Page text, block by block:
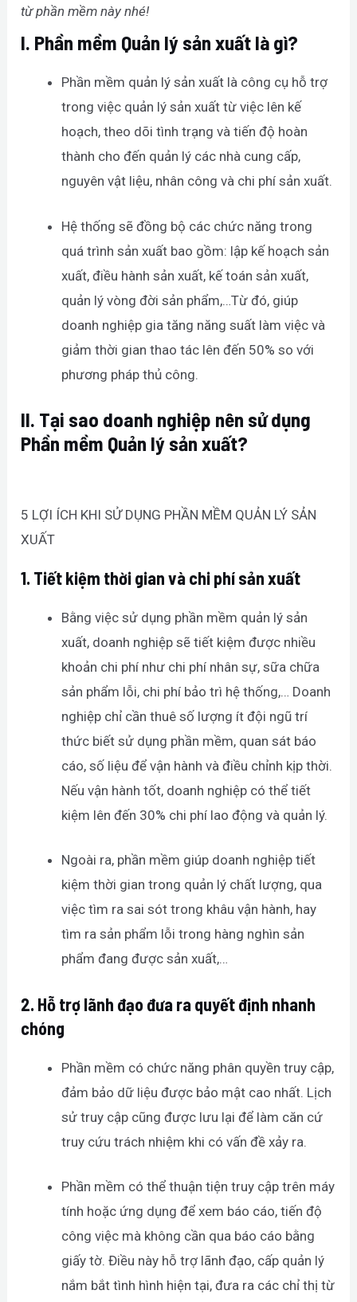
từ phần mềm này nhé!
I. Phần mềm Quản lý sản xuất là gì?
Phần mềm quản lý sản xuất là công cụ hỗ trợ
trong việc quản lý sản xuất từ việc lên kế
hoạch, theo dõi tình trạng và tiến độ hoàn
thành cho đến quản lý các nhà cung cấp,
nguyên vật liệu, nhân công và chi phí sản xuất.
Hệ thống sẽ đồng bộ các chức năng trong
quá trình sản xuất bao gồm: lập kế hoạch sản
xuất, điều hành sản xuất, kế toán sản xuất,
quản lý vòng đời sản phẩm,…Từ đó, giúp
doanh nghiệp gia tăng năng suất làm việc và
giảm thời gian thao tác lên đến 50% so với
phương pháp thủ công.
II. Tại sao doanh nghiệp nên sử dụng
Phần mềm Quản lý sản xuất?
5 LỢI ÍCH KHI SỬ DỤNG PHẦN MỀM QUẢN LÝ SẢN
XUẤT
1. Tiết kiệm thời gian và chi phí sản xuất
Bằng việc sử dụng phần mềm quản lý sản
xuất, doanh nghiệp sẽ tiết kiệm được nhiều
khoản chi phí như chi phí nhân sự, sữa chữa
sản phẩm lỗi, chi phí bảo trì hệ thống,… Doanh
nghiệp chỉ cần thuê số lượng ít đội ngũ trí
thức biết sử dụng phần mềm, quan sát báo
cáo, số liệu để vận hành và điều chỉnh kịp thời.
Nếu vận hành tốt, doanh nghiệp có thể tiết
kiệm lên đến 30% chi phí lao động và quản lý.
Ngoài ra, phần mềm giúp doanh nghiệp tiết
kiệm thời gian trong quản lý chất lượng, qua
việc tìm ra sai sót trong khâu vận hành, hay
tìm ra sản phẩm lỗi trong hàng nghìn sản
phẩm đang được sản xuất,…
2. Hỗ trợ lãnh đạo đưa ra quyết định nhanh
chóng
Phần mềm có chức năng phân quyền truy cập,
đảm bảo dữ liệu được bảo mật cao nhất. Lịch
sử truy cập cũng được lưu lại để làm căn cứ
truy cứu trách nhiệm khi có vấn đề xảy ra.
Phần mềm có thể thuận tiện truy cập trên máy
tính hoặc ứng dụng để xem báo cáo, tiến độ
công việc mà không cần qua báo cáo bằng
giấy tờ. Điều này hỗ trợ lãnh đạo, cấp quản lý
nắm bắt tình hình hiện tại, đưa ra các chỉ thị từ